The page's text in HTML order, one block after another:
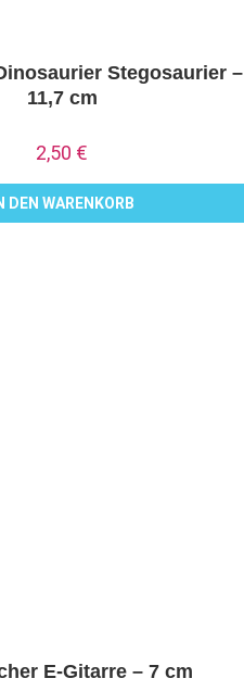
Stegosaurier –
11,7 cm
2,50 €
DEN WARENKORB
E-Gitarre – 7 cm